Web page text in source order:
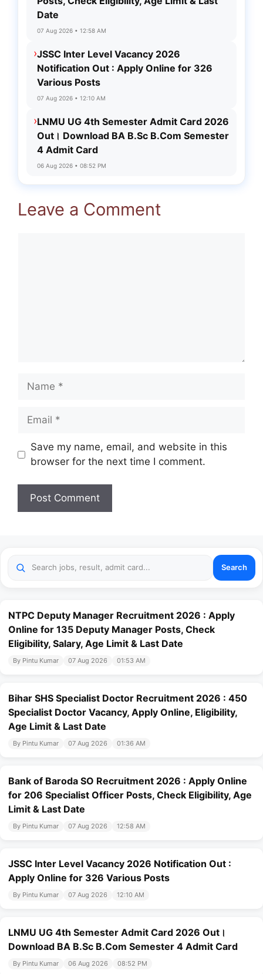
Date
07 Aug 2026 • 12:58 AM
›JSSC Inter Level Vacancy 2026
Notification Out : Apply Online for 326
Various Posts
07 Aug 2026 • 12:10 AM
›LNMU UG 4th Semester Admit Card 2026
Out। Download BA B.Sc B.Com Semester
4 Admit Card
06 Aug 2026 • 08:52 PM
Leave a Comment
Name
Email
Website
Save my name, email, and website in this
browser for the next time I comment.
Search
NTPC Deputy Manager Recruitment 2026 : Apply
Online for 135 Deputy Manager Posts, Check
Eligibility, Salary, Age Limit & Last Date
By Pintu Kumar 07 Aug 2026 01:53 AM
Bihar SHS Specialist Doctor Recruitment 2026 : 450
Specialist Doctor Vacancy, Apply Online, Eligibility,
Age Limit & Last Date
By Pintu Kumar 07 Aug 2026 01:36 AM
Bank of Baroda SO Recruitment 2026 : Apply Online
for 206 Specialist Officer Posts, Check Eligibility, Age
Limit & Last Date
By Pintu Kumar 07 Aug 2026 12:58 AM
JSSC Inter Level Vacancy 2026 Notification Out :
Apply Online for 326 Various Posts
By Pintu Kumar 07 Aug 2026 12:10 AM
LNMU UG 4th Semester Admit Card 2026 Out।
Download BA B.Sc B.Com Semester 4 Admit Card
By Pintu Kumar 06 Aug 2026 08:52 PM